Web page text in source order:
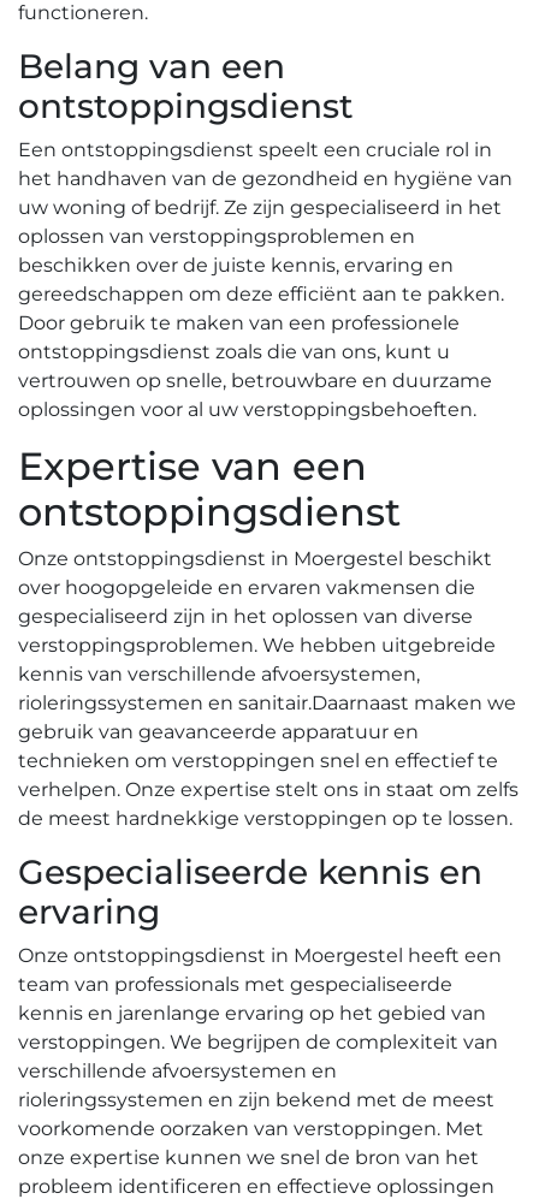
functioneren.​
Belang van een
ontstoppingsdienst
Een ontstoppingsdienst speelt een cruciale rol in
het handhaven van de gezondheid en hygiëne van
uw woning of bedrijf.​ Ze zijn gespecialiseerd in het
oplossen van verstoppingsproblemen en
beschikken over de juiste kennis, ervaring en
gereedschappen om deze efficiënt aan te pakken.​
Door gebruik te maken van een professionele
ontstoppingsdienst zoals die van ons, kunt u
vertrouwen op snelle, betrouwbare en duurzame
oplossingen voor al uw verstoppingsbehoeften.​
Expertise van een
ontstoppingsdienst
Onze ontstoppingsdienst in Moergestel beschikt
over hoogopgeleide en ervaren vakmensen die
gespecialiseerd zijn in het oplossen van diverse
verstoppingsproblemen. We hebben uitgebreide
kennis van verschillende afvoersystemen,
rioleringssystemen en sanitair.​ Daarnaast maken we
gebruik van geavanceerde apparatuur en
technieken om verstoppingen snel en effectief te
verhelpen.​ Onze expertise stelt ons in staat om zelfs
de meest hardnekkige verstoppingen op te lossen.​
Gespecialiseerde kennis en
ervaring
Onze ontstoppingsdienst in Moergestel heeft een
team van professionals met gespecialiseerde
kennis en jarenlange ervaring op het gebied van
verstoppingen. We begrijpen de complexiteit van
verschillende afvoersystemen en
rioleringssystemen en zijn bekend met de meest
voorkomende oorzaken van verstoppingen. Met
onze expertise kunnen we snel de bron van het
probleem identificeren en effectieve oplossingen